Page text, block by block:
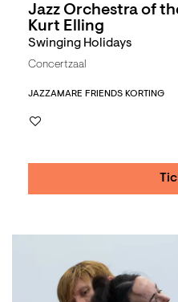
Jazz Orchestra of
Kurt Elling
Swinging Holidays
Concertzaal
JAZZAMARE FRIENDS KORTING